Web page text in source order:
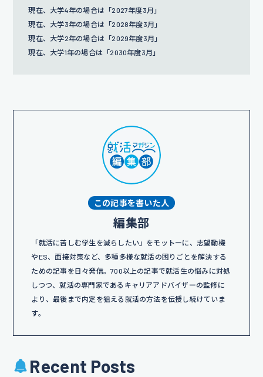
現在、大学4年の場合は「2027年度3月」
現在、大学3年の場合は「2028年度3月」
現在、大学2年の場合は「2029年度3月」
現在、大学1年の場合は「2030年度3月」
この記事を書いた人
編集部
「就活に苦しむ学生を減らしたい」をモットーに、志望動機
やES、面接対策など、多種多様な就活の困りごとを解決する
ための記事を日々発信。700以上の記事で就活生の悩みに対処
しつつ、就活の専門家であるキャリアアドバイザーの監修に
より、最後まで内定を狙える就活の方法を伝授し続けていま
す。
Recent Posts